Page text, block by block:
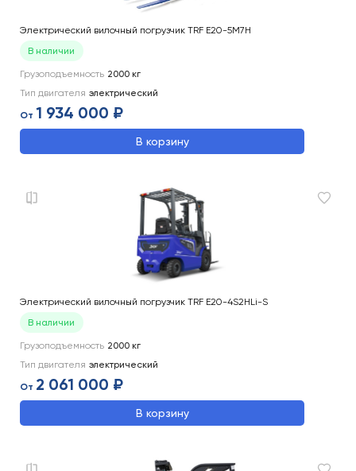
Электрический вилочный погрузчик TRF E20-5M7H
В наличии
Грузоподъемность 2000 кг
Тип двигателя электрический
От 1 934 000 ₽
В корзину
Электрический вилочный погрузчик TRF E20-4S2HLi-S
В наличии
Грузоподъемность 2000 кг
Тип двигателя электрический
От 2 061 000 ₽
В корзину